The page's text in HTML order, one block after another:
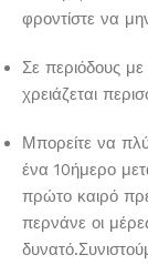
φροντίστε να
Σε περιόδους
χρειάζεται
Μπορείτε να
ένα 10ήμερο
πρώτο καιρό
περνάνε οι